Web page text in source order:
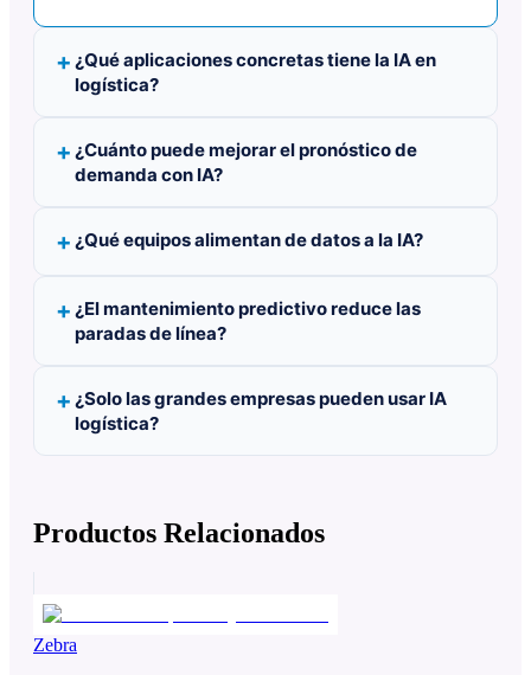
¿Qué aplicaciones concretas tiene la IA en
logística?
¿Cuánto puede mejorar el pronóstico de
demanda con IA?
¿Qué equipos alimentan de datos a la IA?
¿El mantenimiento predictivo reduce las
paradas de línea?
¿Solo las grandes empresas pueden usar IA
logística?
Productos Relacionados
Zebra